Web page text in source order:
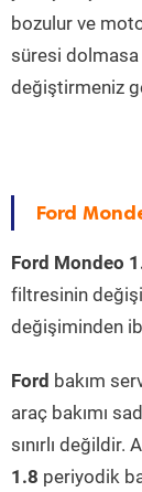
bozulur ve
süresi
değiştirmeniz
Ford
Ford Mondeo
filtresinin
değişiminden
Ford bakım
araç bakımı
sınırlı değildir.
1.8 periyodik